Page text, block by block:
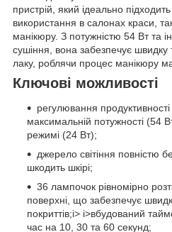
пристрій, який ідеально
використання в салонах краси,
манікюру. З потужністю 54 Вт та
сушіння, вона забезпечує швидку
лаку, роблячи процес манікюру
Ключові можливості
регулювання
максимальній потужності (54
режимі (24 Вт);
джерело світіння повністю
шкодить шкірі;
36 лампочок рівномірно
поверхні, що забезпечує
покриттів;i> i>вбудований
час на 10, 30 та 60 секунд;